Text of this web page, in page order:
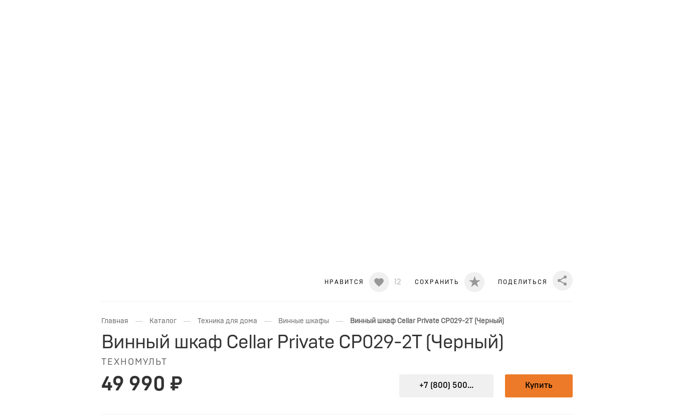
Share
ПОДЕЛИТЬСЯ
СОХРАНИТЬ
12
НРАВИТСЯ
Главная — Каталог — Техника для дома — Винные шкафы — Винный шкаф Cellar Private CP029-2T (Черный)
Винный шкаф Cellar Private CP029-2T (Черный)
ТЕХНОМУЛЬТ
49 990 ₽ Купить
+7 (800) 500...